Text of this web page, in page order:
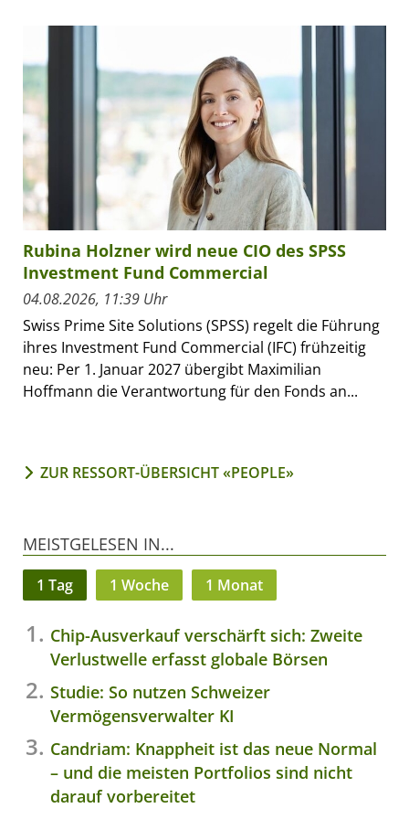
Rubina Holzner wird neue CIO des SPSS
Investment Fund Commercial
04.08.2026, 11:39 Uhr
Swiss Prime Site Solutions (SPSS) regelt die Führung
ihres Investment Fund Commercial (IFC) frühzeitig
neu: Per 1. Januar 2027 übergibt Maximilian
Hoffmann die Verantwortung für den Fonds an...
ZUR RESSORT-ÜBERSICHT «PEOPLE»
MEISTGELESEN IN...
1 Tag 1 Woche 1 Monat
Chip-Ausverkauf verschärft sich: Zweite
Verlustwelle erfasst globale Börsen
Studie: So nutzen Schweizer
Vermögensverwalter KI
Candriam: Knappheit ist das neue Normal
– und die meisten Portfolios sind nicht
darauf vorbereitet